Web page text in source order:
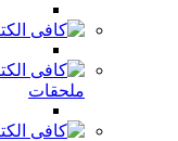
ملحقات